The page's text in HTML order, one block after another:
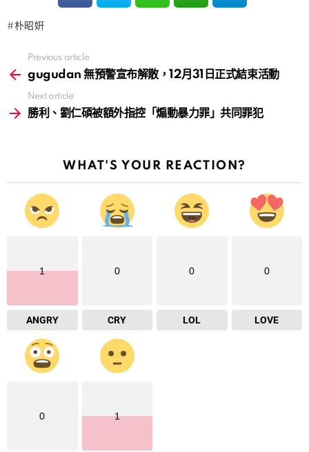
朴昭姸
more
Previous article
gugudan 無預警宣布解散，12月31日正式結束活動
Next article
勝利、劉仁碩被額外指控「煽動暴力罪」共同罪犯
WHAT'S YOUR REACTION?
1
ANGRY
0
CRY
0
LOL
0
LOVE
0 1